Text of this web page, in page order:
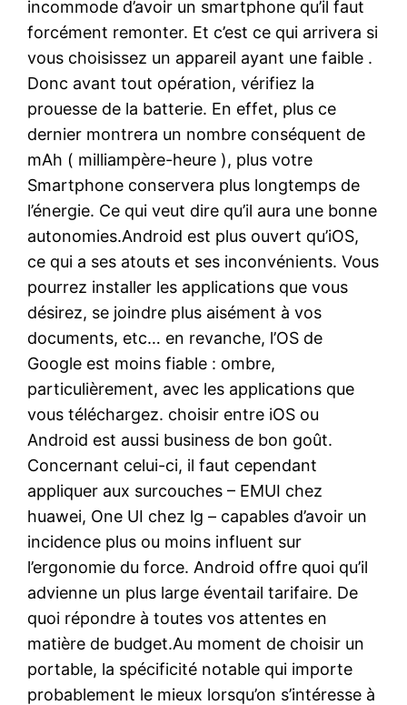
incommode d’avoir un smartphone qu’il faut
forcément remonter. Et c’est ce qui arrivera si
vous choisissez un appareil ayant une faible .
Donc avant tout opération, vérifiez la
prouesse de la batterie. En effet, plus ce
dernier montrera un nombre conséquent de
mAh ( milliampère-heure ), plus votre
Smartphone conservera plus longtemps de
l’énergie. Ce qui veut dire qu’il aura une bonne
autonomies.Android est plus ouvert qu’iOS,
ce qui a ses atouts et ses inconvénients. Vous
pourrez installer les applications que vous
désirez, se joindre plus aisément à vos
documents, etc… en revanche, l’OS de
Google est moins fiable : ombre,
particulièrement, avec les applications que
vous téléchargez. choisir entre iOS ou
Android est aussi business de bon goût.
Concernant celui-ci, il faut cependant
appliquer aux surcouches – EMUI chez
huawei, One UI chez lg – capables d’avoir un
incidence plus ou moins influent sur
l’ergonomie du force. Android offre quoi qu’il
advienne un plus large éventail tarifaire. De
quoi répondre à toutes vos attentes en
matière de budget.Au moment de choisir un
portable, la spécificité notable qui importe
probablement le mieux lorsqu’on s’intéresse à